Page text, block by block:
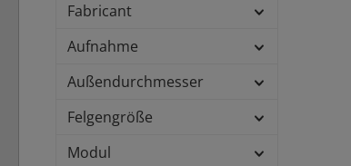
Fabricant
Aufnahme
Außendurchmesser
Felgengröße
Modul